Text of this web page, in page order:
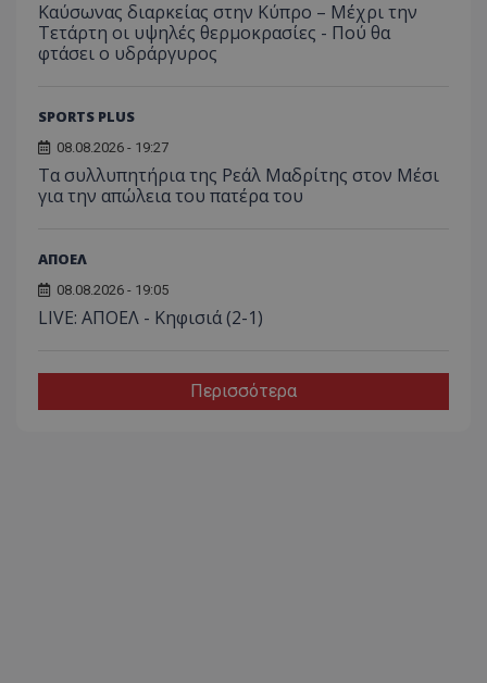
Καύσωνας διαρκείας στην Κύπρο – Μέχρι την
Τετάρτη οι υψηλές θερμοκρασίες - Πού θα
φτάσει ο υδράργυρος
SPORTS PLUS
08.08.2026 - 19:27
Τα συλλυπητήρια της Ρεάλ Μαδρίτης στον Μέσι
για την απώλεια του πατέρα του
ΑΠΟΕΛ
08.08.2026 - 19:05
LIVE: ΑΠΟΕΛ - Κηφισιά (2-1)
Περισσότερα